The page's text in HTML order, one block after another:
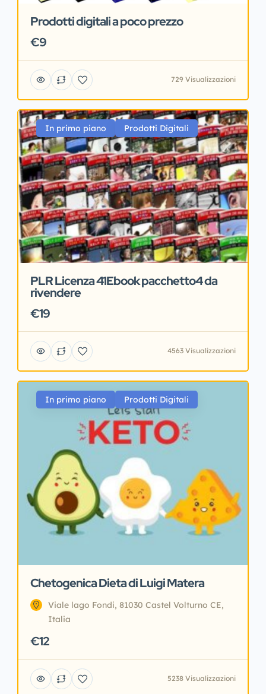
Prodotti digitali a poco prezzo
€9
729 Visualizzazioni
In primo piano Prodotti Digitali
PLR Licenza 41Ebook pacchetto4 da
rivendere
€19
4563 Visualizzazioni
In primo piano Prodotti Digitali
Chetogenica Dieta di Luigi Matera
Viale lago Fondi, 81030 Castel Volturno CE,
Italia
€12
5238 Visualizzazioni